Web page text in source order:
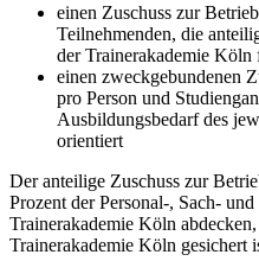
einen Zuschuss zur
Teilnehmenden, die
der Trainerakademie Köln
einen zweckgebundenen
pro Person und
Ausbildungsbedarf des
orientiert
Der anteilige Zuschuss zur
Prozent der Personal-, Sach-
Trainerakademie Köln
Trainerakademie Köln gesichert